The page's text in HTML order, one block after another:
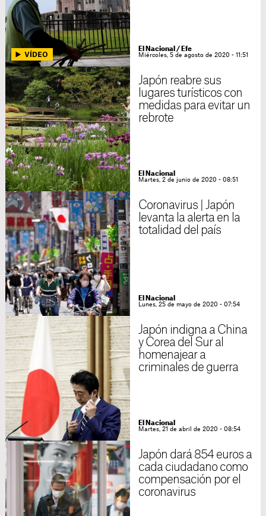
El Nacional / Efe
Miércoles, 5 de agosto de 2020 - 11:51
Japón reabre sus
lugares turísticos con
medidas para evitar un
rebrote
El Nacional
Martes, 2 de junio de 2020 - 08:51
Coronavirus | Japón
levanta la alerta en la
totalidad del país
El Nacional
Lunes, 25 de mayo de 2020 - 07:54
Japón indigna a China
y Corea del Sur al
homenajear a
criminales de guerra
El Nacional
Martes, 21 de abril de 2020 - 08:54
Japón dará 854 euros a
cada ciudadano como
compensación por el
coronavirus